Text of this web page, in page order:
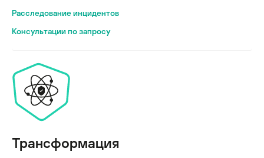
Расследование инцидентов
Консультации по запросу
Трансформация